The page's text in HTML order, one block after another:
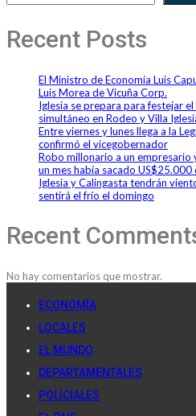
Recent Posts
El Ministro de Economía Luis
Luis Morea de Vicuña Corp.
Iglesia se prepara para festejar
simultáneo en Rodeo y Villa
Entre viernes y lunes llega a la
confirmó el vicegobernador
Robo millonario a un empresario
un mes había sacado US$25.000
Iglesia y Calingasta tendrán
sentirá el frío el domingo
Recent
No hay comentarios que mostrar.
ECONOMÍA
LOCALES
EL MUNDO
DEPARTAMENTALES
POLICIALES